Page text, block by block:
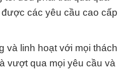
các yêu cầu cao cấp
và linh hoạt với mọi thách
vượt qua mọi yêu cầu và